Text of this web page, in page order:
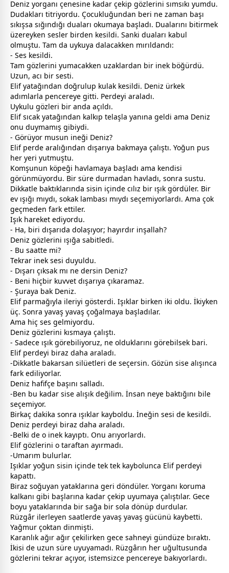
Deniz yorganı çenesine kadar çekip gözlerini sımsıkı yumdu.
Dudakları titriyordu. Çocukluğundan beri ne zaman başı
sıkışsa sığındığı duaları okumaya başladı. Dualarını bitirmek
üzereyken sesler birden kesildi. Sanki duaları kabul
olmuştu. Tam da uykuya dalacakken mırıldandı:
- Ses kesildi.
Tam gözlerini yumacakken uzaklardan bir inek böğürdü.
Uzun, acı bir sesti.
Elif yatağından doğrulup kulak kesildi. Deniz ürkek
adımlarla pencereye gitti. Perdeyi araladı.
Uykulu gözleri bir anda açıldı.
Elif sıcak yatağından kalkıp telaşla yanına geldi ama Deniz
onu duymamış gibiydi.
- Görüyor musun ineği Deniz?
Elif perde aralığından dışarıya bakmaya çalıştı. Yoğun pus
her yeri yutmuştu.
Komşunun köpeği havlamaya başladı ama kendisi
görünmüyordu. Bir süre durmadan havladı, sonra sustu.
Dikkatle baktıklarında sisin içinde cılız bir ışık gördüler. Bir
ev ışığı mıydı, sokak lambası mıydı seçemiyorlardı. Ama çok
geçmeden fark ettiler.
Işık hareket ediyordu.
- Ha, biri dışarıda dolaşıyor; hayırdır inşallah?
Deniz gözlerini ışığa sabitledi.
- Bu saatte mi?
Tekrar inek sesi duyuldu.
- Dışarı çıksak mı ne dersin Deniz?
- Beni hiçbir kuvvet dışarıya çıkaramaz.
- Şuraya bak Deniz.
Elif parmağıyla ileriyi gösterdi. Işıklar birken iki oldu. İkiyken
üç. Sonra yavaş yavaş çoğalmaya başladılar.
Ama hiç ses gelmiyordu.
Deniz gözlerini kısmaya çalıştı.
- Sadece ışık görebiliyoruz, ne olduklarını görebilsek bari.
Elif perdeyi biraz daha araladı.
-Dikkatle bakarsan silüetleri de seçersin. Gözün sise alışınca
fark ediliyorlar.
Deniz hafifçe başını salladı.
-Ben bu kadar sise alışık değilim. İnsan neye baktığını bile
seçemiyor.
Birkaç dakika sonra ışıklar kayboldu. İneğin sesi de kesildi.
Deniz perdeyi biraz daha araladı.
-Belki de o inek kayıptı. Onu arıyorlardı.
Elif gözlerini o taraftan ayırmadı.
-Umarım bulurlar.
Işıklar yoğun sisin içinde tek tek kaybolunca Elif perdeyi
kapattı.
Biraz soğuyan yataklarına geri döndüler. Yorganı koruma
kalkanı gibi başlarına kadar çekip uyumaya çalıştılar. Gece
boyu yataklarında bir sağa bir sola dönüp durdular.
Rüzgâr ilerleyen saatlerde yavaş yavaş gücünü kaybetti.
Yağmur çoktan dinmişti.
Karanlık ağır ağır çekilirken gece sahneyi gündüze bıraktı.
İkisi de uzun süre uyuyamadı. Rüzgârın her uğultusunda
gözlerini tekrar açıyor, istemsizce pencereye bakıyorlardı.